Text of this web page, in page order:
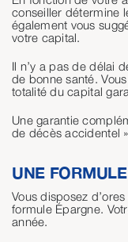
conseiller détermine
également vous
votre capital.
Il n’y a pas de délai
de bonne santé.
totalité du capital
Une garantie
de décès accidentel
UNE
Vous disposez
formule Épargne.
année.